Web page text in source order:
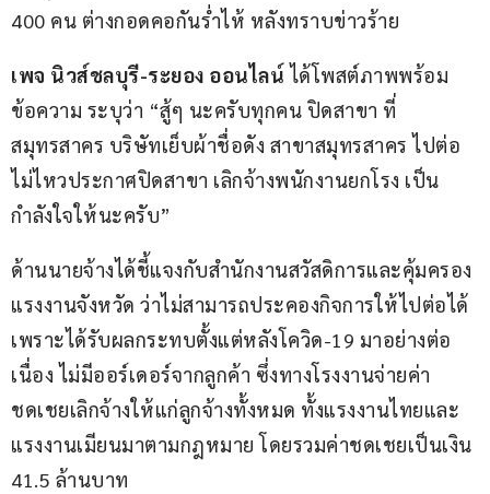
400 คน ต่างกอดคอกันร่ำไห้ หลังทราบข่าวร้าย
เพจ นิวส์ชลบุรี-ระยอง ออนไลน์ ได้โพสต์ภาพพร้อม
ข้อความ ระบุว่า “สู้ๆ นะครับทุกคน ปิดสาขา ที่
สมุทรสาคร บริษัทเย็บผ้าชื่อดัง สาขาสมุทรสาคร ไปต่อ
ไม่ไหวประกาศปิดสาขา เลิกจ้างพนักงานยกโรง เป็น
กำลังใจให้นะครับ”
ด้านนายจ้างได้ชี้แจงกับสำนักงานสวัสดิการและคุ้มครอง
แรงงานจังหวัด ว่าไม่สามารถประคองกิจการให้ไปต่อได้
เพราะได้รับผลกระทบตั้งแต่หลังโควิด-19 มาอย่างต่อ
เนื่อง ไม่มีออร์เดอร์จากลูกค้า ซึ่งทางโรงงานจ่ายค่า
ชดเชยเลิกจ้างให้แก่ลูกจ้างทั้งหมด ทั้งแรงงานไทยและ
แรงงานเมียนมาตามกฎหมาย โดยรวมค่าชดเชยเป็นเงิน
41.5 ล้านบาท